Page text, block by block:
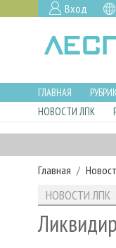
Вход
ГЛАВНАЯ
НОВОСТИ ЛПК
Главная
НОВОСТИ ЛПК